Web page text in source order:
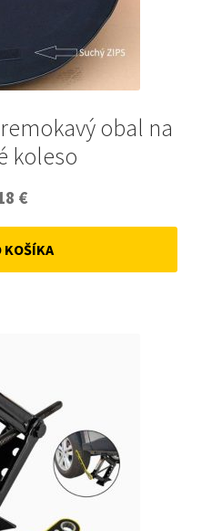
obal na
koleso
€
price
is:
KOŠÍKA